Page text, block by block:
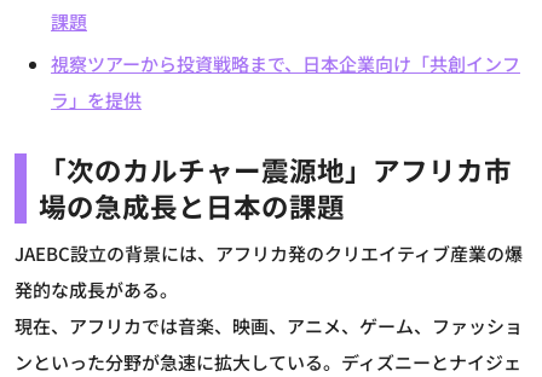
課題
視察ツアーから投資戦略まで、日本企業向け「共創インフ
ラ」を提供
「次のカルチャー震源地」アフリカ市
場の急成長と日本の課題
JAEBC設立の背景には、アフリカ発のクリエイティブ産業の爆
発的な成長がある。
現在、アフリカでは音楽、映画、アニメ、ゲーム、ファッショ
ンといった分野が急速に拡大している。ディズニーとナイジェ